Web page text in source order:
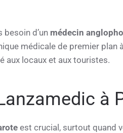
besoin d’un médecin
médicale de premier plan
aux locaux et aux touristes.
à
est crucial, surtout quand